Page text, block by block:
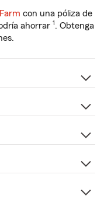
con una póliza de
ahorrar 1. Obtenga